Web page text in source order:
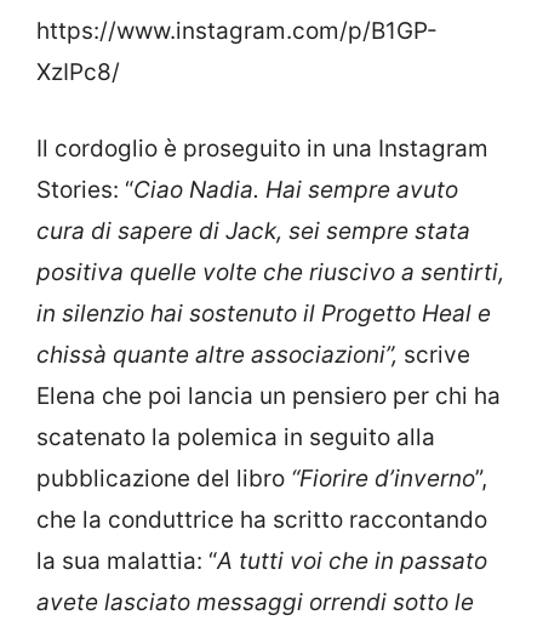
https://www.instagram.com/p/B1GP-
XzIPc8/
Il cordoglio è proseguito in una Instagram
Stories: “Ciao Nadia. Hai sempre avuto
cura di sapere di Jack, sei sempre stata
positiva quelle volte che riuscivo a sentirti,
in silenzio hai sostenuto il Progetto Heal e
chissà quante altre associazioni”, scrive
Elena che poi lancia un pensiero per chi ha
scatenato la polemica in seguito alla
pubblicazione del libro “Fiorire d’inverno”,
che la conduttrice ha scritto raccontando
la sua malattia: “A tutti voi che in passato
avete lasciato messaggi orrendi sotto le